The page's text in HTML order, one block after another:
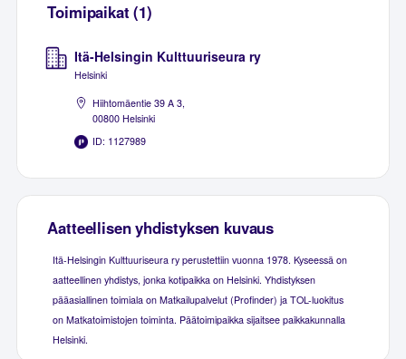
Toimipaikat (1)
Itä-Helsingin Kulttuuriseura ry
Helsinki
Hiihtomäentie 39 A 3,
00800 Helsinki
ID: 1127989
Aatteellisen yhdistyksen kuvaus
Itä-Helsingin Kulttuuriseura ry perustettiin vuonna 1978. Kyseessä on
aatteellinen yhdistys, jonka kotipaikka on Helsinki. Yhdistyksen
pääasiallinen toimiala on Matkailupalvelut (Profinder) ja TOL-luokitus
on Matkatoimistojen toiminta. Päätoimipaikka sijaitsee paikkakunnalla
Helsinki.